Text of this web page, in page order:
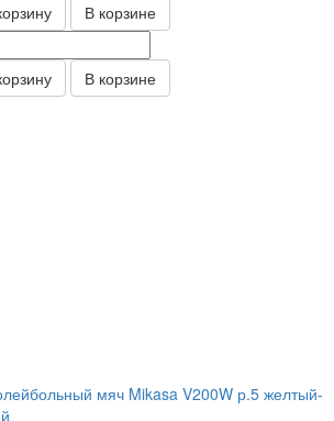
В корзине
В корзине